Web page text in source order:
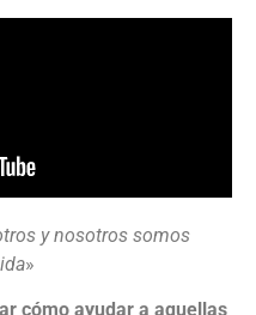
y nosotros somos
»
cómo ayudar a aquellas